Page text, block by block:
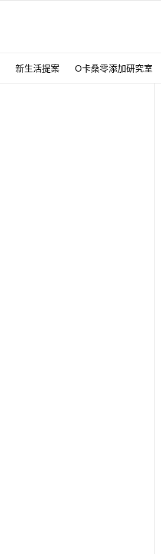
新生活提案 O卡桑零添加研究室